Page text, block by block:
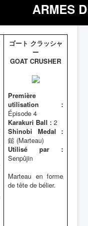
ARMES
ゴート クラッシャ
ー
GOAT CRUSHER
Première
utilisation :
Épisode 4
Karakuri Ball : 2
Shinobi Medal :
鎚 (Marteau)
Utilisé par :
Senpûjin
Marteau en forme
de tête de bélier.